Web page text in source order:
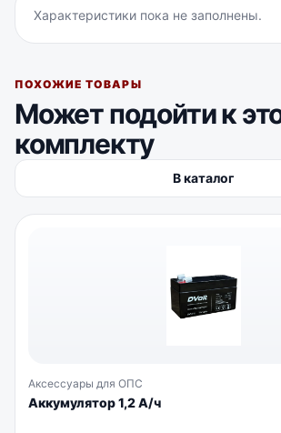
Характеристики пока не заполнены.
ПОХОЖИЕ ТОВАРЫ
Может подойти к
комплекту
В каталог
Аксессуары для ОПС
Аккумулятор 1,2 А/ч